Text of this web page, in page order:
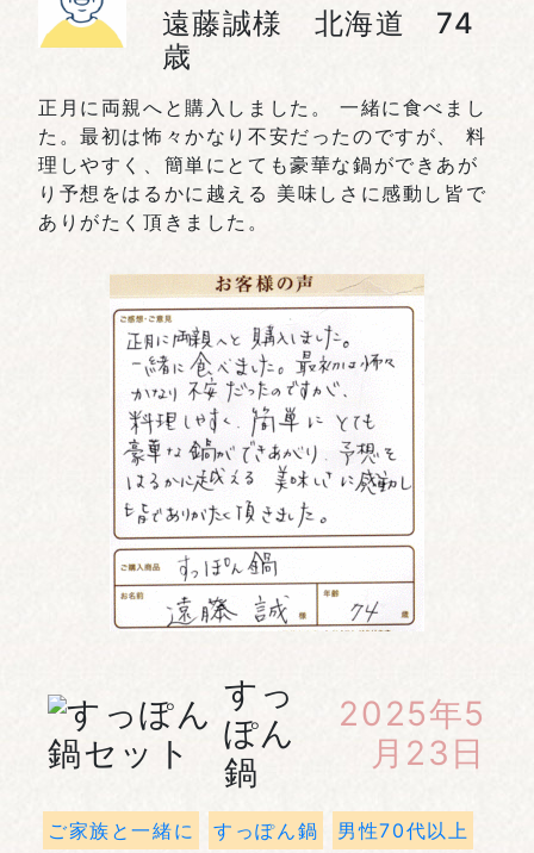
遠藤誠様 北海道 74
歳
正月に両親へと購入しました。 一緒に食べまし
た。最初は怖々かなり不安だったのですが、 料
理しやすく、簡単にとても豪華な鍋ができあが
り予想をはるかに越える 美味しさに感動し皆で
ありがたく頂きました。
すっ
ぽん
鍋
2025年5
月23日
ご家族と一緒に すっぽん鍋
男性70代以上